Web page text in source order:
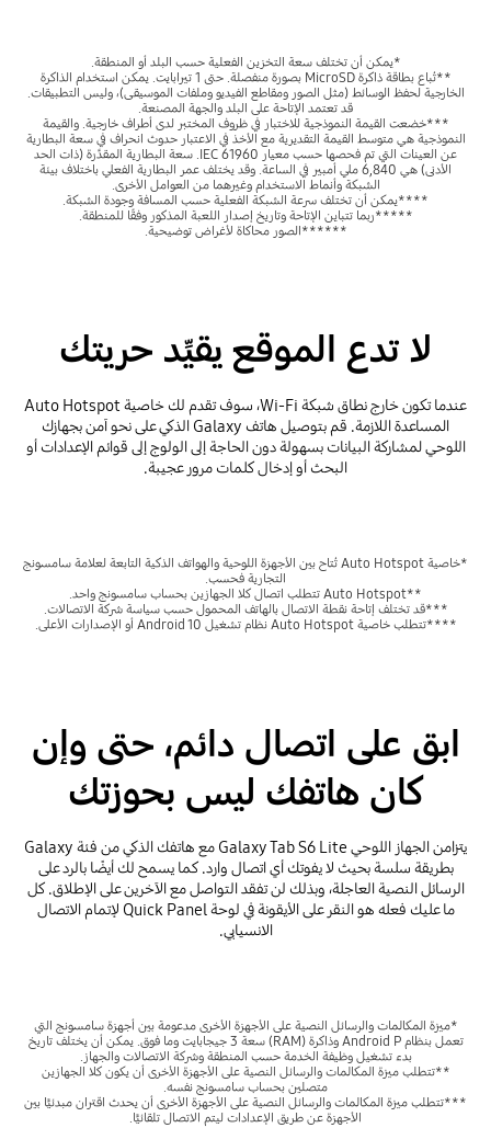
*يمكن أن تختلف سعة التخزين الفعلية حسب البلد أو المنطقة.
**تُباع بطاقة ذاكرة MicroSD بصورة منفصلة. حتى 1 تيرابايت. يمكن استخدام الذاكرة
الخارجية لحفظ الوسائط (مثل الصور ومقاطع الفيديو وملفات الموسيقى)، وليس التطبيقات.
قد تعتمد الإتاحة على البلد والجهة المصنعة.
***خضعت القيمة النموذجية للاختبار في ظروف المختبر لدى أطراف خارجية. والقيمة
النموذجية هي متوسط القيمة التقديرية مع الأخذ في الاعتبار حدوث انحراف في سعة البطارية
عن العينات التي تم فحصها حسب معيار IEC 61960. سعة البطارية المقدَّرة (ذات الحد
الأدنى) هي 6,840 ملي أمبير في الساعة. وقد يختلف عمر البطارية الفعلي باختلاف بيئة
الشبكة وأنماط الاستخدام وغيرهما من العوامل الأخرى.
****يمكن أن تختلف سرعة الشبكة الفعلية حسب المسافة وجودة الشبكة.
*****ربما تتباين الإتاحة وتاريخ إصدار اللعبة المذكور وفقًا للمنطقة.
******الصور محاكاة لأغراض توضيحية.
لا تدع الموقع يقيِّد حريتك
عندما تكون خارج نطاق شبكة Wi-Fi، سوف تقدم لك خاصية Auto Hotspot
المساعدة اللازمة. قم بتوصيل هاتف Galaxy الذكي على نحو آمن بجهازك
اللوحي لمشاركة البيانات بسهولة دون الحاجة إلى الولوج إلى قوائم الإعدادات أو
البحث أو إدخال كلمات مرور عجيبة.
*خاصية Auto Hotspot تُتاح بين الأجهزة اللوحية والهواتف الذكية التابعة لعلامة سامسونج
التجارية فحسب.
**Auto Hotspot تتطلب اتصال كلا الجهازين بحساب سامسونج واحد.
***قد تختلف إتاحة نقطة الاتصال بالهاتف المحمول حسب سياسة شركة الاتصالات.
****تتطلب خاصية Auto Hotspot نظام تشغيل Android 10 أو الإصدارات الأعلى.
ابق على اتصال دائم، حتى وإن
كان هاتفك ليس بحوزتك
يتزامن الجهاز اللوحي Galaxy Tab S6 Lite مع هاتفك الذكي من فئة Galaxy
بطريقة سلسة بحيث لا يفوتك أي اتصال وارد. كما يسمح لك أيضًا بالرد على
الرسائل النصية العاجلة، وبذلك لن تفقد التواصل مع الآخرين على الإطلاق. كل
ما عليك فعله هو النقر على الأيقونة في لوحة Quick Panel لإتمام الاتصال
الانسيابي.
*ميزة المكالمات والرسائل النصية على الأجهزة الأخرى مدعومة بين أجهزة سامسونج التي
تعمل بنظام Android P وذاكرة (RAM) سعة 3 جيجابايت وما فوق. يمكن أن يختلف تاريخ
بدء تشغيل وظيفة الخدمة حسب المنطقة وشركة الاتصالات والجهاز.
**تتطلب ميزة المكالمات والرسائل النصية على الأجهزة الأخرى أن يكون كلا الجهازين
متصلين بحساب سامسونج نفسه.
***تتطلب ميزة المكالمات والرسائل النصية على الأجهزة الأخرى أن يحدث اقتران مبدئيًّا بين
الأجهزة عن طريق الإعدادات ليتم الاتصال تلقائيًّا.